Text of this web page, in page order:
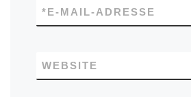
E-MAIL-ADRESSE
*
WEBSITE